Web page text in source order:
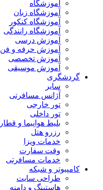
آموزشگاه
آموزشگاه زبان
آموزشگاه کنکور
آموزشگاه رانندگی
آموزش درسی
آموزش حرفه و فن
آموزش تخصصی
آموزش موسیقی
گردشگری
سایر
آژانس مسافرتی
تور خارجی
تور داخلی
بلیط هواپیما و قطار
رزرو هتل
خدمات ویزا
وقت سفارت
خدمات مسافرتی
کامپیوتر و شبکه
طراحی سایت
هاستینگ و دامنه